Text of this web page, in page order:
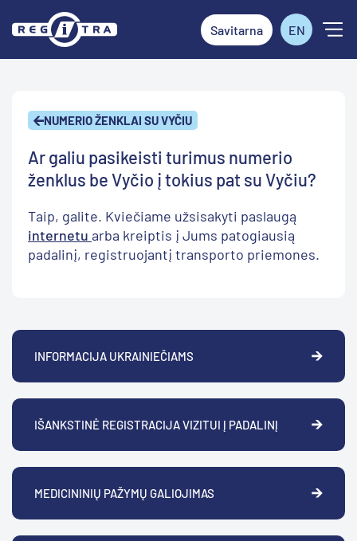
Savitarna EN
NUMERIO ŽENKLAI SU VYČIU
Ar galiu pasikeisti turimus numerio
ženklus be Vyčio į tokius pat su Vyčiu?
Taip, galite. Kviečiame užsisakyti paslaugą
internetu arba kreiptis į Jums patogiausią
padalinį, registruojantį transporto priemones.
INFORMACIJA UKRAINIEČIAMS
IŠANKSTINĖ REGISTRACIJA VIZITUI Į PADALINĮ
MEDICININIŲ PAŽYMŲ GALIOJIMAS